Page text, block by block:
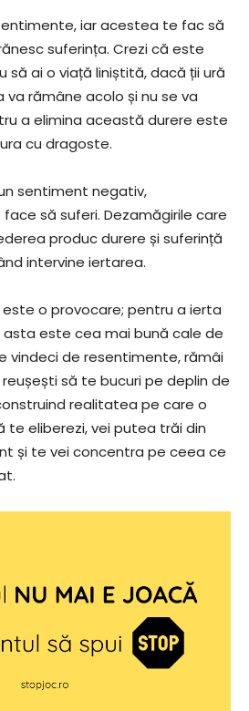
iar acestea te fac să
suferința. Crezi că este
să ai o viață liniștită, dacă ții ură
va rămâne acolo și nu se va
a elimina această durere este
cu dragoste.
sentiment negativ,
să suferi. Dezamăgirile care
produc durere și suferință
intervine iertarea.
o provocare; pentru a ierta
este cea mai bună cale de
vindeci de resentimente, rămâi
să te bucuri pe deplin de
realitatea pe care o
te eliberezi, vei putea trăi din
și te vei concentra pe ceea ce